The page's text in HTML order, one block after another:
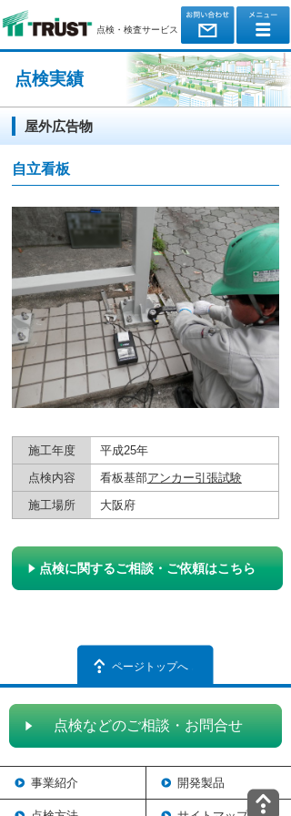
点検・検査サービス
点検実績
屋外広告物
自立看板
施工年度
平成25年
点検内容
看板基部アンカー引張試験
施工場所
大阪府
点検に関するご相談・ご依頼はこちら
ページトップへ
点検などのご相談・お問合せ
事業紹介 開発製品